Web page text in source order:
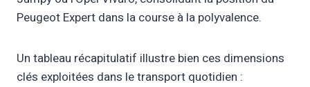
Peugeot Expert dans la course à la polyvalence.
Un tableau récapitulatif illustre bien ces dimensions
clés exploitées dans le transport quotidien :